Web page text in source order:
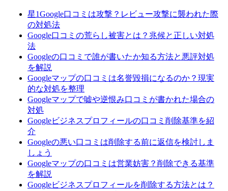
星1Google口コミは攻撃？レビュー攻撃に襲われた際
の対処法
Google口コミの荒らし被害とは？兆候と正しい対処
法
Googleの口コミで誰が書いたか知る方法と悪評対処
を解説
Googleマップの口コミは名誉毀損になるのか？現実
的な対処を整理
Googleマップで嘘や逆恨み口コミが書かれた場合の
対処
Googleビジネスプロフィールの口コミ削除基準を紹
介
Googleの悪い口コミは削除する前に返信を検討しま
しょう
Googleマップの口コミは営業妨害？削除できる基準
を解説
Googleビジネスプロフィールを削除する方法とは？